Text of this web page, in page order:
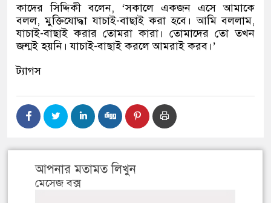
কাদের সিদ্দিকী বলেন, ‘সকালে একজন এসে আমাকে
বলল, মুক্তিযোদ্ধা যাচাই-বাছাই করা হবে। আমি বললাম,
যাচাই-বাছাই করার তোমরা কারা। তোমাদের তো তখন
জন্মই হয়নি। যাচাই-বাছাই করলে আমরাই করব।’
ট্যাগস
আপনার মতামত লিখুন
মেসেজ বক্স